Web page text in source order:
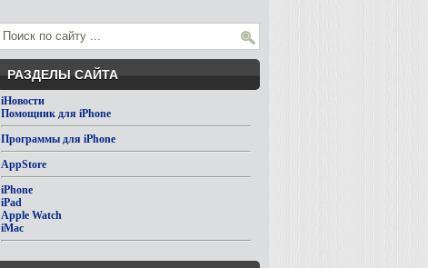
РАЗДЕЛЫ САЙТА
iНовости
Помощник для iPhone
Программы для iPhone
AppStore
iPhone
iPad
Apple Watch
iMac